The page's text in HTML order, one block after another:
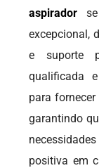
aspirador
excepcional,
e suporte
qualificada
para
garantindo
positiva em